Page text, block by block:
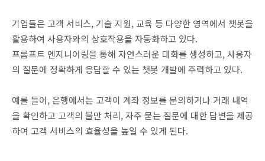
기업들은 고객 서비스, 기술 지원, 교육 등 다양한 영역에서 챗봇을
활용하여 사용자와의 상호작용을 자동화하고 있다.
프롬프트 엔지니어링을 통해 자연스러운 대화를 생성하고, 사용자
의 질문에 정확하게 응답할 수 있는 챗봇 개발에 주력하고 있다.
예를 들어, 은행에서는 고객이 계좌 정보를 문의하거나 거래 내역
을 확인하고 고객의 불만 처리, 자주 묻는 질문에 대한 답변을 제공
하여 고객 서비스의 효율성을 높일 수 있게 된다.